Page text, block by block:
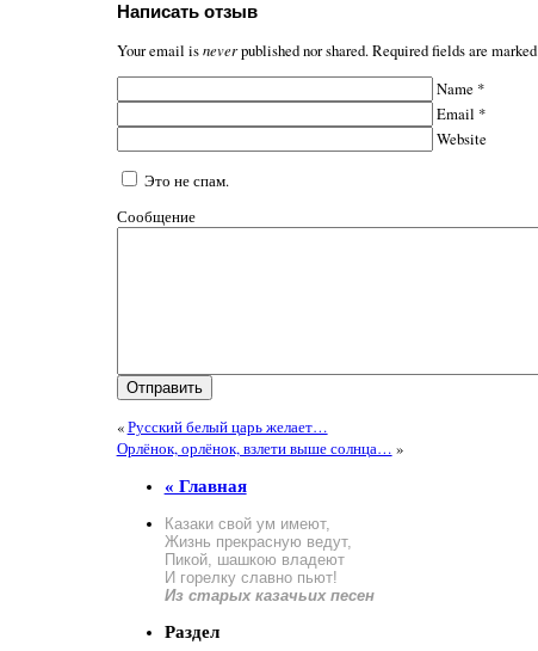
Написать отзыв
Your email isneverpublished nor shared. Required fields are marked
Name *
Email *
Website
Это не спам.
Сообщение
«Русский белый царь желает…
Орлёнок, орлёнок, взлети выше солнца… »
« Главная
Казаки свой ум имеют,
Жизнь прекрасную ведут,
Пикой, шашкою владеют
И горелку славно пьют!
Из старых казачьих песен
Раздел